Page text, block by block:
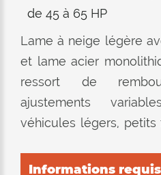
de 45 à 65 HP
Lame à neige légère
et lame acier
ressort de
ajustements
véhicules légers,
Informations